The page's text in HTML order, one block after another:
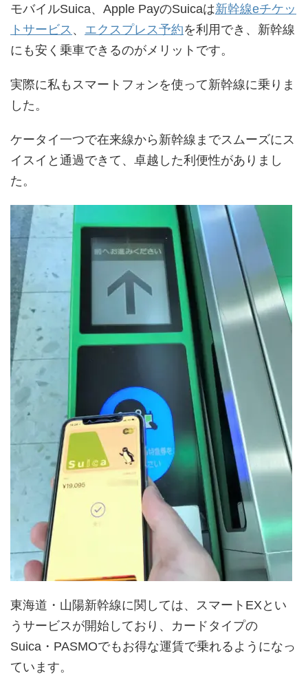
モバイルSuica、Apple PayのSuicaは新幹線eチケッ
トサービス 、 エクスプレス予約を利用でき、新幹線
にも安く乗車できるのがメリットです。
実際に私もスマートフォンを使って新幹線に乗りま
した。
ケータイ一つで在来線から新幹線までスムーズにス
イスイと通過できて、卓越した利便性がありまし
た。
東海道・山陽新幹線に関しては、スマートEXとい
うサービスが開始しており、カードタイプの
Suica・PASMOでもお得な運賃で乗れるようになっ
ています。